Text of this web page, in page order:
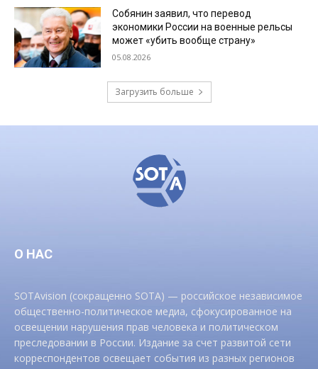
Собянин заявил, что перевод
экономики России на военные рельсы
может «убить вообще страну»
05.08.2026
Загрузить больше
О НАС
SOTAvision (сокращенно SOTA) — российское независимое
общественно-политическое медиа, сфокусированное на
освещении нарушения прав человека и политическом
преследовании в России. Издание за счет развитой сети
корреспондентов освещает события из разных регионов